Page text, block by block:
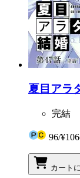
夏目アラ
完結
96/¥106
カート